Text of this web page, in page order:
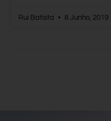
Rui Batista 8 Junho, 2019